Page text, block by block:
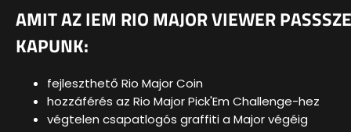
AMIT AZ IEM RIO MAJOR VIEWER
KAPUNK:
fejleszthető Rio Major Coin
hozzáférés az Rio Major Pick'Em Challenge-hez
végtelen csapatlogós graffiti a Major végéig